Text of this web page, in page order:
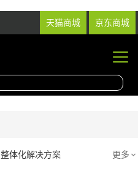
天猫商城 京东商城
整体化解决方案 更多